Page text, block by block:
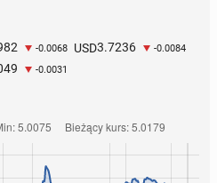
-0.0068 USD3.7236 -0.0084
-0.0031